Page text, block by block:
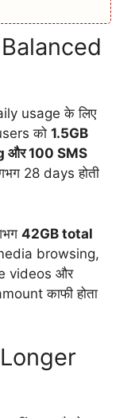
usage के लिए
को 1.5GB
और 100 SMS
28 days होती
42GB total
browsing,
videos और
काफी होता